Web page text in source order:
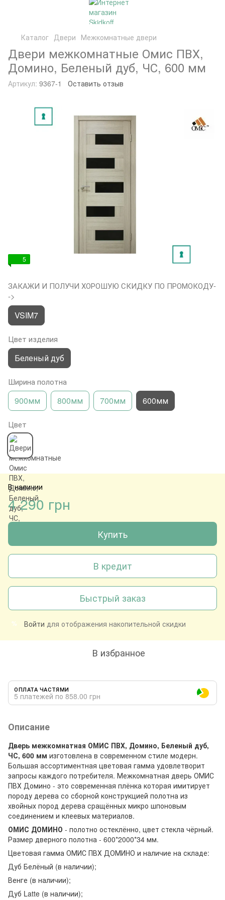
Каталог Двери Межкомнатные двери
Двери межкомнатные Омис ПВХ,
Домино, Беленый дуб, ЧС, 600 мм
Артикул: 9367-1 Оставить отзыв
5
ЗАКАЖИ И ПОЛУЧИ ХОРОШУЮ СКИДКУ ПО ПРОМОКОДУ-
->
VSIM7
Цвет изделия
Беленый дуб
Ширина полотна
900мм 800мм 700мм 600мм
Цвет
В наличии
4 290 грн
Купить
В кредит
Быстрый заказ
% Войти для отображения накопительной скидки
В избранное
ОПЛАТА ЧАСТЯМИ
5 платежей по 858.00 грн
Описание
Дверь межкомнатная ОМИС ПВХ, Домино, Беленый дуб,
ЧС, 600 мм изготовлена в современном стиле модерн.
Большая ассортиментная цветовая гамма удовлетворит
запросы каждого потребителя. Межкомнатная дверь ОМИС
ПВХ Домино - это современная плёнка которая имитирует
породу дерева со сборной конструкцией полотна из
хвойных пород дерева сращённых микро шпоновым
соединением и клеевых материалов.
ОМИС ДОМИНО - полотно остеклённо, цвет стекла чёрный.
Размер дверного полотна - 600*2000*34 мм.
Цветовая гамма ОМИС ПВХ ДОМИНО и наличие на складе:
Дуб Белёный (в наличии);
Венге (в наличии);
Дуб Latte (в наличии);